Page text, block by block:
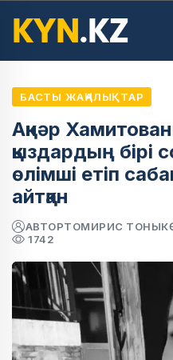
БАСТЫ ЖАҢАЛЫҚТАР
Ақнәр
қыздардың бірі
өлімші етіп
айтқан
АВТОРТОМИРИС
1742